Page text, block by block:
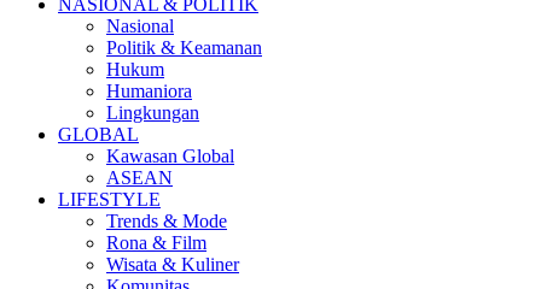
NASIONAL & POLITIK
Nasional
Politik & Keamanan
Hukum
Humaniora
Lingkungan
GLOBAL
Kawasan Global
ASEAN
LIFESTYLE
Trends & Mode
Rona & Film
Wisata & Kuliner